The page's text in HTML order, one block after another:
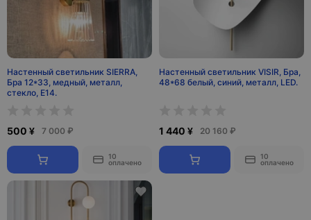
Настенный светильник SIERRA,
Бра 12*33, медный, металл,
стекло, Е14.
500 ¥ 7 000 ₽
10
оплачено
Настенный светильник VISIR, Бра,
48*68 белый, синий, металл, LED.
1 440 ¥ 20 160 ₽
10
оплачено